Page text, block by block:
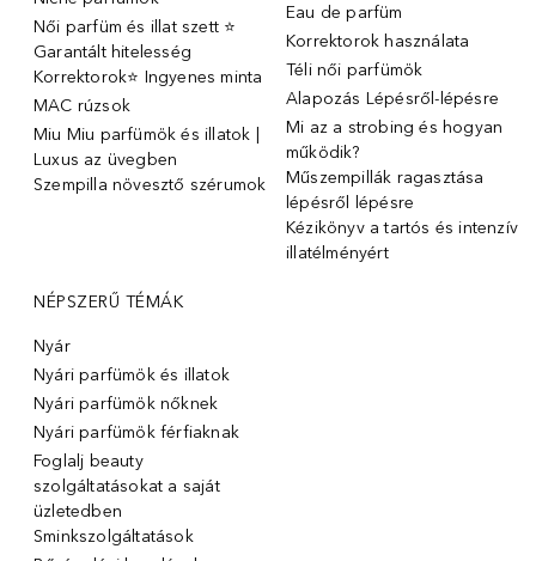
Női parfüm és illat szett ⭐
Garantált hitelesség
Korrektorok⭐ Ingyenes minta
MAC rúzsok
Miu Miu parfümök és illatok |
Luxus az üvegben
Szempilla növesztő szérumok
Eau de parfüm
Korrektorok használata
Téli női parfümök
Alapozás Lépésről-lépésre
Mi az a strobing és hogyan
működik?
Műszempillák ragasztása
lépésről lépésre
Kézikönyv a tartós és intenzív
illatélményért
NÉPSZERŰ TÉMÁK
Nyár
Nyári parfümök és illatok
Nyári parfümök nőknek
Nyári parfümök férfiaknak
Foglalj beauty
szolgáltatásokat a saját
üzletedben
Sminkszolgáltatások